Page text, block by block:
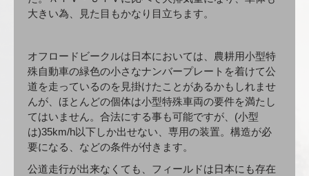
大きい為、見た目もかなり目立ちます。
オフロードビークルは日本においては、農耕用小型特
殊自動車の緑色の小さなナンバープレートを着けて公
道を走っているのを見掛けたことがあるかもしれませ
んが、ほとんどの個体は小型特殊車両の要件を満たし
てはいません。合法にする事も可能ですが、(小型
は)35km/h以下しか出せない、専用の装置。構造が必
要になる、などの条件が付きます。
公道走行が出来なくても、フィールドは日本にも存在